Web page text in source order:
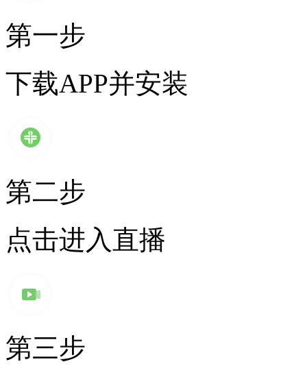
第一步
下载APP并安装
第二步
点击进入直播
第三步